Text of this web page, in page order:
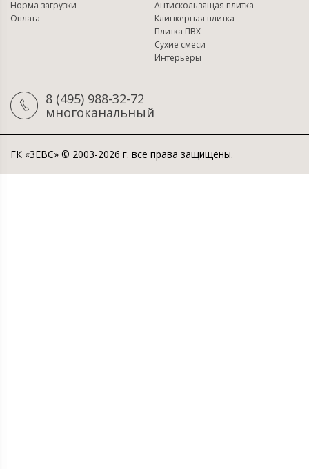
Норма загрузки
Оплата
Антискользящая плитка
Клинкерная плитка
Плитка ПВХ
Сухие смеси
Интерьеры
8 (495) 988-32-72
многоканальный
ГК «ЗЕВС» © 2003-2026 г. все права защищены.